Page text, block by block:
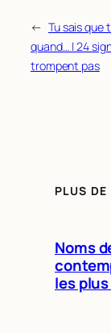
← Tu sais que
quand… | 24
trompent pas
PLUS
Noms
les